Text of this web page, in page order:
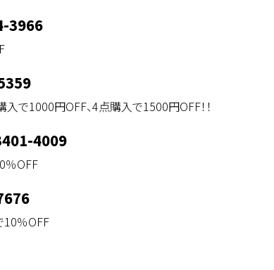
3966
で1000円OFF、4点購入で1500円OFF！！
4009
％OFF
10％OFF